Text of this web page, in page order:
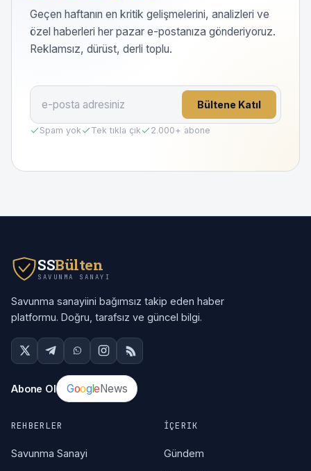
Geçen haftanın en kritik gelişmelerini, analizleri ve
özel haberleri her pazar e-postanıza gönderiyoruz.
Reklamsız, dürüst, derli toplu.
Bültene Katıl
Spam yok Tek tıkla çık 2.000+ abone
SSBülten
SAVUNMA SANAYI
Savunma sanayiini bağımsız takip eden haber
platformu. Doğru, tarafsız ve güncel bilgi.
Abone Ol GoogleNews
REHBERLER
Savunma Sanayi
İÇERIK
Gündem